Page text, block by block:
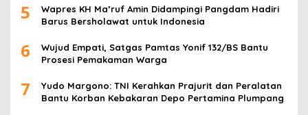
5
Wapres KH Ma’ruf Amin Didampingi Pangdam Hadiri
Barus Bersholawat untuk Indonesia
6
Wujud Empati, Satgas Pamtas Yonif 132/BS Bantu
Prosesi Pemakaman Warga
7
Yudo Margono: TNI Kerahkan Prajurit dan Peralatan
Bantu Korban Kebakaran Depo Pertamina Plumpang